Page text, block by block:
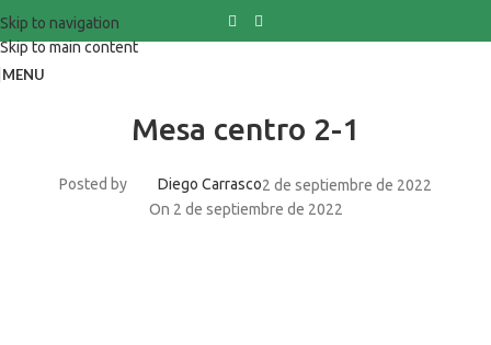
Skip to navigation
Skip to main content
MENU
Mesa centro 2-1
Posted by Diego Carrasco2 de septiembre de 2022
On 2 de septiembre de 2022